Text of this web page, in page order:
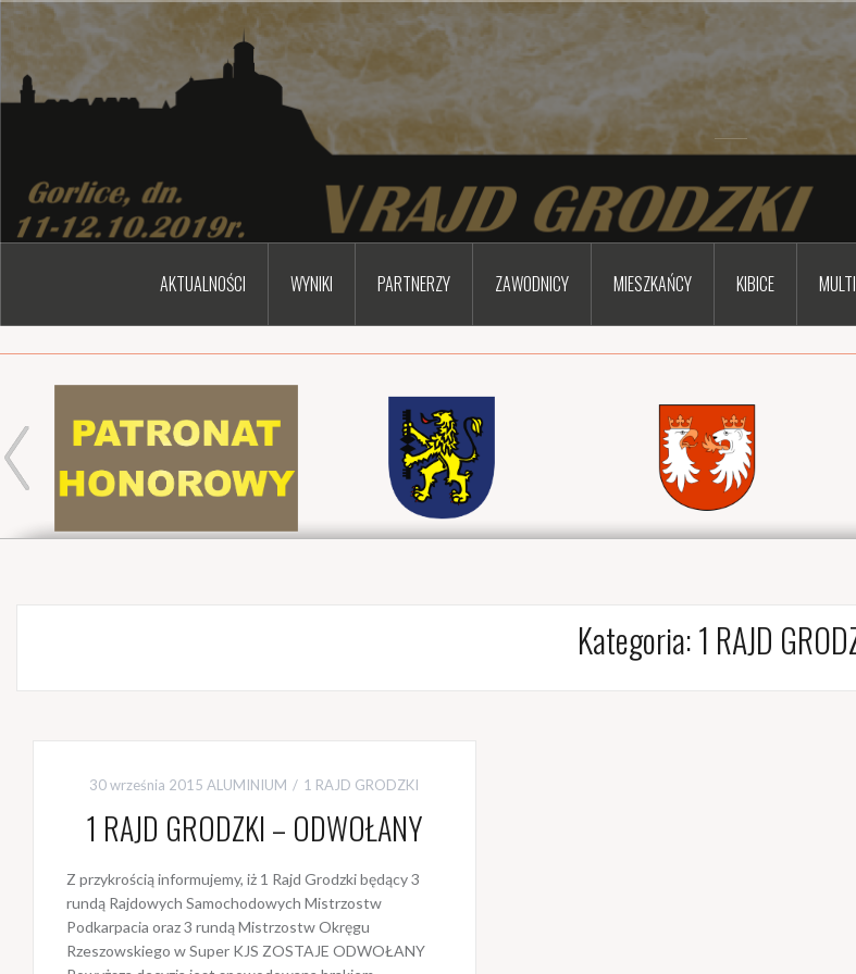
Przejdź
treści
AKTUALNOŚCI WYNIKI PARTNERZY ZAWODNICY MIESZKAŃCY KIBICE
Kategoria:1 RAJD
30 września 2015 ALUMINIUM 1 RAJD GRODZKI
1 RAJD GRODZKI – ODWOŁANY
Z przykrością informujemy, iż 1 Rajd Grodzki będący 3
rundą Rajdowych Samochodowych Mistrzostw
Podkarpacia oraz 3 rundą Mistrzostw Okręgu
Rzeszowskiego w Super KJS ZOSTAJE ODWOŁANY